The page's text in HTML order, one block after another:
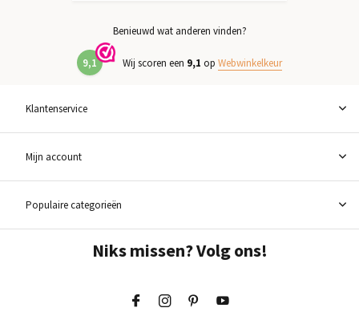
Benieuwd wat anderen vinden?
9,1 Wij scoren een 9,1 op Webwinkelkeur
Klantenservice
Mijn account
Populaire categorieën
Niks missen? Volg ons!